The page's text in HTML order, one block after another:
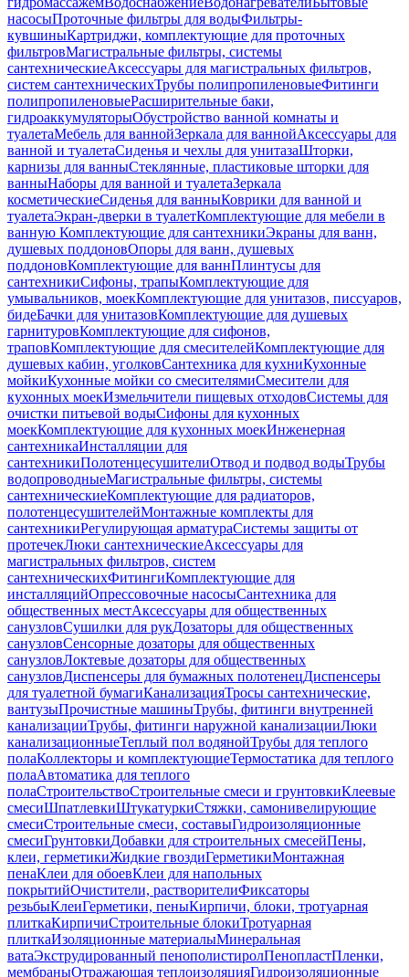
насосыПроточные фильтры для водыФильтры-
кувшиныКартриджи, комплектующие для проточных
фильтровМагистральные фильтры, системы
сантехническиеАксессуары для магистральных фильтров,
систем сантехническихТрубы полипропиленовыеФитинги
полипропиленовыеРасширительные баки,
гидроаккумуляторыОбустройство ванной комнаты и
туалетаМебель для ваннойЗеркала для ваннойАксессуары для
ванной и туалетаСиденья и чехлы для унитазаШторки,
карнизы для ванныСтеклянные, пластиковые шторки для
ванныНаборы для ванной и туалетаЗеркала
косметическиеСиденья для ванныКоврики для ванной и
туалетаЭкран-дверки в туалетКомплектующие для мебели в
ванную Комплектующие для сантехникиЭкраны для ванн,
душевых поддоновОпоры для ванн, душевых
поддоновКомплектующие для ваннПлинтусы для
сантехникиСифоны, трапыКомплектующие для
умывальников, моекКомплектующие для унитазов, писсуаров,
бидеБачки для унитазовКомплектующие для душевых
гарнитуровКомплектующие для сифонов,
траповКомплектующие для смесителейКомплектующие для
душевых кабин, уголковСантехника для кухниКухонные
мойкиКухонные мойки со смесителямиСмесители для
кухонных моекИзмельчители пищевых отходовСистемы для
очистки питьевой водыСифоны для кухонных
моекКомплектующие для кухонных моекИнженерная
сантехникаИнсталляции для
сантехникиПолотенцесушителиОтвод и подвод водыТрубы
водопроводныеМагистральные фильтры, системы
сантехническиеКомплектующие для радиаторов,
полотенцесушителейМонтажные комплекты для
сантехникиРегулирующая арматураСистемы защиты от
протечекЛюки сантехническиеАксессуары для
магистральных фильтров, систем
сантехническихФитингиКомплектующие для
инсталляцийОпрессовочные насосыСантехника для
общественных местАксессуары для общественных
санузловСушилки для рукДозаторы для общественных
санузловСенсорные дозаторы для общественных
санузловЛоктевые дозаторы для общественных
санузловДиспенсеры для бумажных полотенецДиспенсеры
для туалетной бумагиКанализацияТросы сантехнические,
вантузыПрочистные машиныТрубы, фитинги внутренней
канализацииТрубы, фитинги наружной канализацииЛюки
канализационныеТеплый пол водянойТрубы для теплого
полаКоллекторы и комплектующиеТермостатика для теплого
полаАвтоматика для теплого
полаСтроительствоСтроительные смеси и грунтовкиКлеевые
смесиШпатлевкиШтукатуркиСтяжки, самонивелирующие
смесиСтроительные смеси, составыГидроизоляционные
смесиГрунтовкиДобавки для строительных смесейПены,
клеи, герметикиЖидкие гвоздиГерметикиМонтажная
пенаКлеи для обоевКлеи для напольных
покрытийОчистители, растворителиФиксаторы
резьбыКлеиГерметики, пеныКирпичи, блоки, тротуарная
плиткаКирпичиСтроительные блокиТротуарная
плиткаИзоляционные материалыМинеральная
ватаЭкструдированный пенополистиролПенопластПленки,
мембраныОтражающая теплоизоляцияГидроизоляционные